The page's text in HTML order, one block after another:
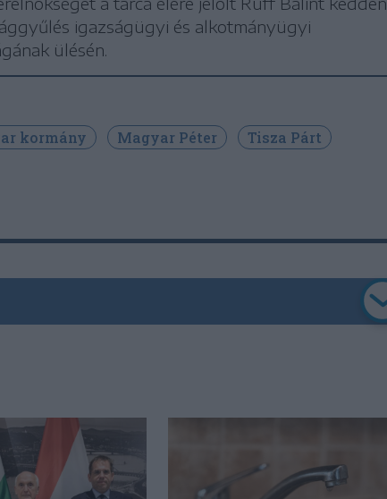
igazságügyi és alkotmányügyi
ülésén.
kormány Magyar Péter Tisza Párt